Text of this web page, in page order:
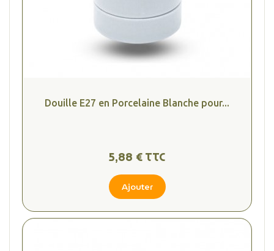
Douille E27 en Porcelaine Blanche pour...
5,88 € TTC
Ajouter